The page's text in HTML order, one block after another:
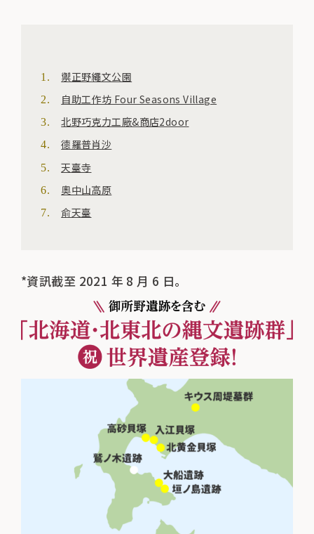
禦正野繩文公園
自助工作坊 Four Seasons Village
北野巧克力工廠&商店2door
德羅普肖沙
天臺寺
奧中山高原
俞天臺
*資訊截至 2021 年 8 月 6 日。